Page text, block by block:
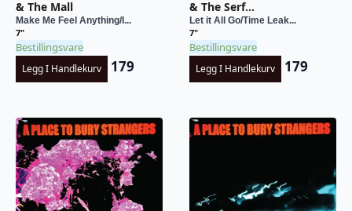
& The Mall
Make Me Feel Anything/I...
7"
Bestillingsvare
Legg I Handlekurv 179
& The Serf...
Let it All Go/Time Leak...
7"
Bestillingsvare
Legg I Handlekurv 179